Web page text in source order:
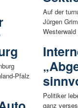
Pfalz
Auf der
Jürgen
Politiker
ganz